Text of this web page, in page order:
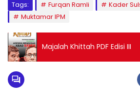
Tags: Furqan Ramli
Kader
Muktamar IPM
Majalah Khittah PDF Edisi III